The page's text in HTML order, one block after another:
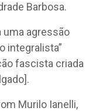
Barbosa.
uma agressão
integralista”
fascista criada
Murilo Ianelli,